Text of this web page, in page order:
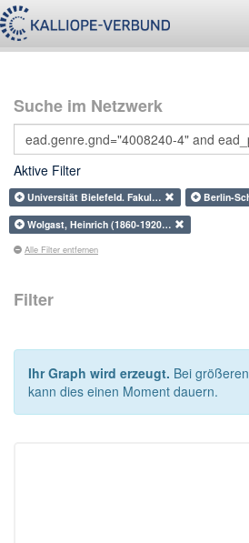
Suche im Netzwerk
Aktive Filter
Universität Bielefeld. Fakul…
Berlin-
Wolgast, Heinrich (1860-1920…
Alle Filter entfernen
Filter
Ihr Graph wird erzeugt. Bei
kann dies einen Moment dauern.